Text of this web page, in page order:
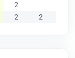
2
2 2